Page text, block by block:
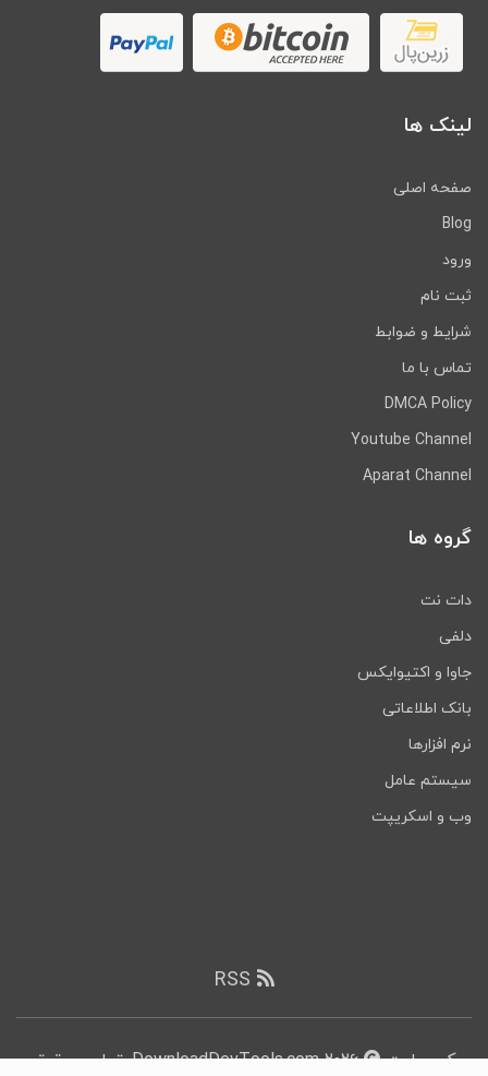
لینک ها
صفحه اصلی
Blog
ورود
ثبت نام
شرایط و ضوابط
تماس با ما
DMCA Policy
Youtube Channel
Aparat Channel
گروه ها
دات نت
دلفی
جاوا و اکتیوایکس
بانک اطلاعاتی
نرم افزارها
سیستم عامل
وب و اسکریپت
کپی رایت
۲۰۲۶ DownloadDevTools.com, تمامی حقوق